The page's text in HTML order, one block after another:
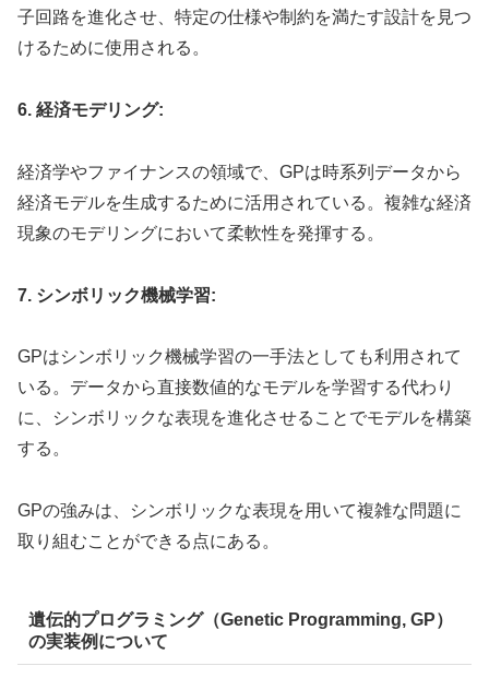
子回路を進化させ、特定の仕様や制約を満たす設計を見つ
けるために使用される。
6. 経済モデリング:
経済学やファイナンスの領域で、GPは時系列データから
経済モデルを生成するために活用されている。複雑な経済
現象のモデリングにおいて柔軟性を発揮する。
7. シンボリック機械学習:
GPはシンボリック機械学習の一手法としても利用されて
いる。データから直接数値的なモデルを学習する代わり
に、シンボリックな表現を進化させることでモデルを構築
する。
GPの強みは、シンボリックな表現を用いて複雑な問題に
取り組むことができる点にある。
遺伝的プログラミング（Genetic Programming, GP）
の実装例について